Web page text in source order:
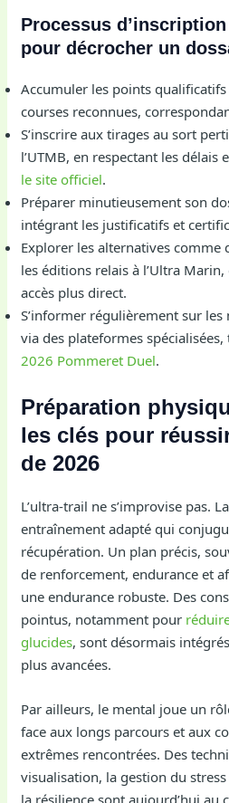
Processus
pour décrocher un
Accumuler les points
courses reconnues,
S’inscrire aux tirages au sort
l’UTMB, en respectant les
le site officiel.
Préparer minutieusement son
intégrant les justificatifs et
Explorer les alternatives comme
les éditions relais à l’Ultra
accès plus direct.
S’informer régulièrement sur
via des plateformes spécialisées,
2026 Pommeret Duel.
Préparation
les clés pour
de 2026
L’ultra-trail ne s’improvise pas.
entraînement adapté qui
récupération. Un plan précis,
de renforcement, endurance et
une endurance robuste. Des
pointus, notamment pour
glucides, sont désormais
plus avancées.
Par ailleurs, le mental joue un
face aux longs parcours et aux
extrêmes rencontrées. Des
visualisation, la gestion du
la résilience sont aujourd’hui